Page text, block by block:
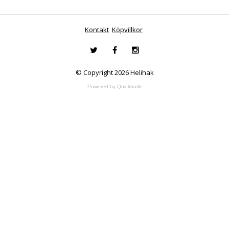
Kontakt Köpvillkor
© Copyright 2026 Helihak
Powered by Quickbutik